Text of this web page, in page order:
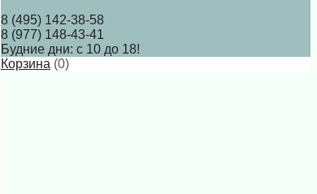
8 (495) 142-38-58
8 (977) 148-43-41
Будние дни: с 10 до 18!
Корзина (0)